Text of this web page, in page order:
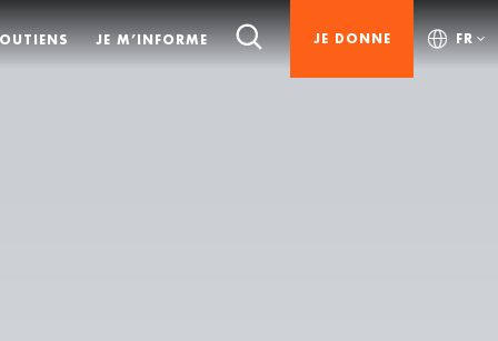
JE M’INFORME JE DONNE FR